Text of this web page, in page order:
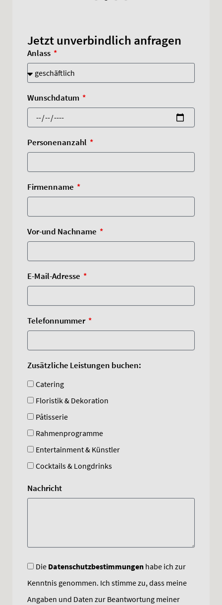
Jetzt unverbindlich anfragen
Anlass
Wunschdatum
Personenanzahl
Firmenname
Vor-und Nachname
E-Mail-Adresse
Telefonnummer
Zusätzliche Leistungen buchen:
Catering
Floristik & Dekoration
Pâtisserie
Rahmenprogramme
Entertainment & Künstler
Cocktails & Longdrinks
Nachricht
Die Datenschutzbestimmungen habe ich zur
Kenntnis genommen. Ich stimme zu, dass meine
Angaben und Daten zur Beantwortung meiner